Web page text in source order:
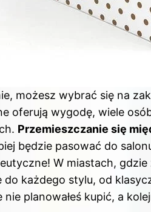
możesz wybrać się na
oferują wygodę, wiele
Przemieszczanie się
będzie pasować do
W miastach,
do każdego stylu, od
nie planowałeś kupić, a